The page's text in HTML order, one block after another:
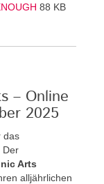
88 KB
– Online
2025
das
Der
Arts
alljährlichen